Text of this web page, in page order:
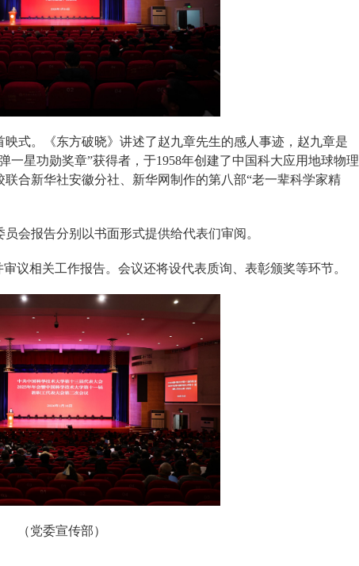
式。《东方破晓》讲述了赵九章先生的感人事迹，赵九章是
一星功勋奖章”获得者，于1958年创建了中国科大应用地球物理
合新华社安徽分社、新华网制作的第八部“老一辈科学家精
会报告分别以书面形式提供给代表们审阅。
议相关工作报告。会议还将设代表质询、表彰颁奖等环节。
（党委宣传部）